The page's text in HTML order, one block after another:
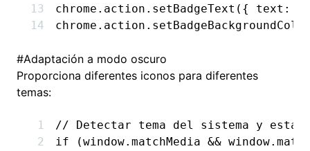
chrome . action .setBadgeText ({ text :
chrome . action
#Adaptación a modo oscuro
Proporciona diferentes iconos para diferentes
temas:
// Detectar tema del sistema y
if (window.matchMedia && window